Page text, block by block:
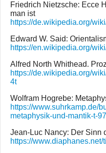
Friedrich Nietzsche: Ecce
man ist
https://de.wikipedia.org/
Edward W. Said:
https://en.wikipedia.org/
Alfred North Whithead.
https://de.wikipedia.org/
4t
Wolfram Hogrebe:
https://www.suhrkamp.de/
metaphysik-und-mantik-t-
Jean-Luc Nancy: Der Sinn
https://